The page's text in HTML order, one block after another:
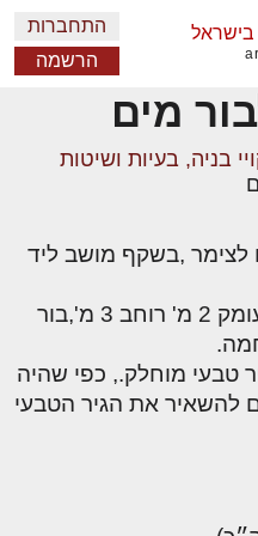
בישראל
התחברות
הרשמה
מים
בניה, בעיות ושיטות
לצימר ,בשקף מושב ליד
בתוך המער חפרנו בור מים עומק 2 מ' רוחב 3 מ',בור
טבעי מוחלק., כפי שהיה
להשאיר את הגיר הטבעי